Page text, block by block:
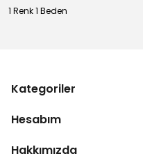
1 Renk 1 Beden
Kategoriler
Hesabım
Hakkımızda